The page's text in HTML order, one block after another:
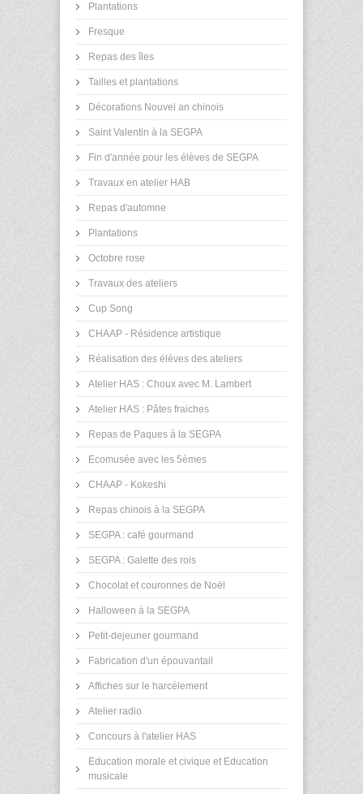
Plantations
Fresque
Repas des îles
Tailles et plantations
Décorations Nouvel an chinois
Saint Valentin à la SEGPA
Fin d'année pour les élèves de SEGPA
Travaux en atelier HAB
Repas d'automne
Plantations
Octobre rose
Travaux des ateliers
Cup Song
CHAAP - Résidence artistique
Réalisation des élèves des ateliers
Atelier HAS : Choux avec M. Lambert
Atelier HAS : Pâtes fraiches
Repas de Paques à la SEGPA
Ecomusée avec les 5èmes
CHAAP - Kokeshi
Repas chinois à la SEGPA
SEGPA : café gourmand
SEGPA : Galette des rois
Chocolat et couronnes de Noël
Halloween à la SEGPA
Petit-dejeuner gourmand
Fabrication d'un épouvantail
Affiches sur le harcélement
Atelier radio
Concours à l'atelier HAS
Education morale et civique et Education
musicale